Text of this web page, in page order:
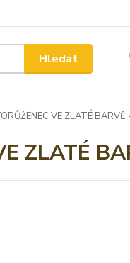
Hledat
VE ZLATÉ
ZLATÉ